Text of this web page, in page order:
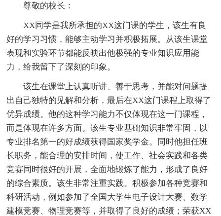
尊敬的校长：
XX同学是我所承担的XX这门课的学生，该生有良
好的学习习惯，能够主动学习并积极拓展。从该生课堂
表现和实验环节都能反映出他极强的专业知识应用能
力，给我留下了深刻的印象。
该生在课堂上认真听讲、善于思考，并能对问题提
出自己独特的见解和分析，最后在XX这门课程上取得了
优异成绩。他的这种学习能力不仅体现在这一门课程，
而是体现在许多方面。该生专业基础知识非常牢固，以
专业排名第一的好成绩获得国家奖学金。同时他担任班
长职务，能合理的安排时间，使工作、社会实践和各类
竞赛同时很好的开展，全面地锻炼了能力，形成了良好
的综合素质。该生非常注重实践。积极参加各种竞赛和
科研活动，例如参加了全国大学生电子设计大赛、数学
建模竞赛、物理竞赛等，并取得了良好的成绩；荣获XX